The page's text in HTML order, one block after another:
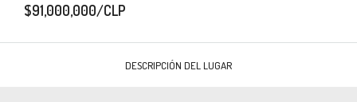
$91,000,000/CLP
DESCRIPCIÓN DEL LUGAR